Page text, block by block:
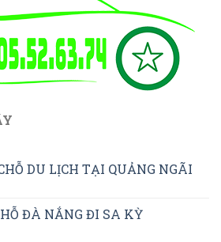
DU LỊCH TẠI QUẢNG NGÃI
ĐÀ NẮNG ĐI SA KỲ